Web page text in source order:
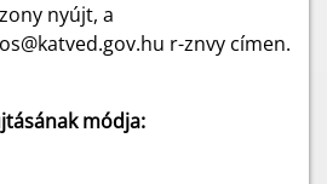
nyújt, a
r-znvy címen.
módja: